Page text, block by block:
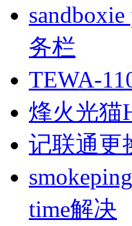
务栏
TEWA-
烽火光猫
记联通更
time解决